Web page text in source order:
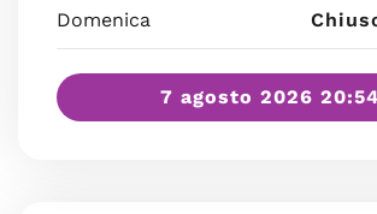
Domenica
7 agosto 2026 20:54